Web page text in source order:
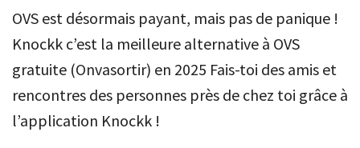
OVS est désormais payant, mais pas de panique !
Knockk c’est la meilleure alternative à OVS
gratuite (Onvasortir) en 2025 Fais-toi des amis et
rencontres des personnes près de chez toi grâce à
l’application Knockk !